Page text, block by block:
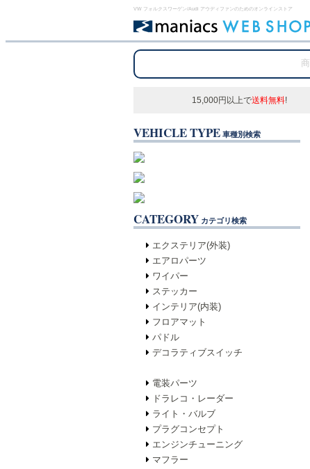
VW フォルクスワーゲン/Audi アウディファンのためのオンラインストア
15,000円以上で送料無料!
VEHICLE TYPE 車種別検索
CATEGORY カテゴリ検索
エクステリア(外装)
エアロパーツ
ワイパー
ステッカー
インテリア(内装)
フロアマット
パドル
デコラティブスイッチ
電装パーツ
ドラレコ・レーダー
ライト・バルブ
プラグコンセプト
エンジンチューニング
マフラー